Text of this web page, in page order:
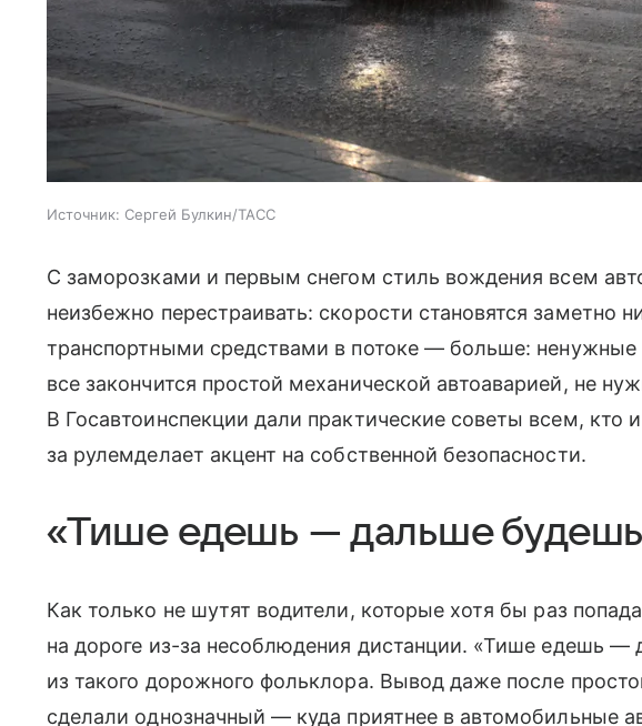
Источник: Сергей Булкин/ТАСС
С заморозками и первым снегом стиль вождения всем
неизбежно перестраивать: скорости становятся заметно
транспортными средствами в потоке — больше: ненужные
все закончится простой механической автоаварией, не
В Госавтоинспекции дали практические советы всем, кто
за рулемделает акцент на собственной безопасности.
«Тише едешь — дальше
Как только не шутят водители, которые хотя бы раз
на дороге из-за несоблюдения дистанции. «Тише едешь
из такого дорожного фольклора. Вывод даже после
сделали однозначный — куда приятнее в автомобильные